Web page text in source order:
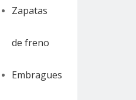
Zapatas
de freno
Embragues